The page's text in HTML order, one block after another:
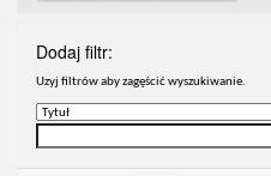
Dodaj filtr:
Uzyj filtrów aby zagęścić wyszukiwanie.